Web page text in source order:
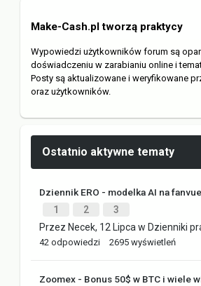
Make-Cash.pl tworzą praktycy
Wypowiedzi użytkowników forum są
doświadczeniu w zarabianiu online i
Posty są aktualizowane i weryfikowane
oraz użytkowników.
Ostatnio aktywne tematy
Dziennik ERO - modelka AI na fanvue
1
2
3
Przez Necek, 12 Lipca w Dzienniki
42 odpowiedzi 2695 wyświetleń
Zoomex - Bonus 50$ w BTC i wiele